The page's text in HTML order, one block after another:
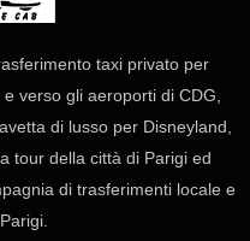
taxi privato per
verso gli aeroporti di CDG,
di lusso per Disneyland,
tour della città di Parigi ed
di trasferimenti locale e